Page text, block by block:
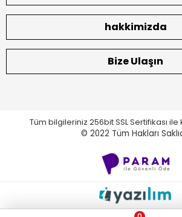
hakkimizda
Bize Ulaşın
Tüm bilgileriniz 256bit SSL Sertifikası
© 2022 Tüm Hakları